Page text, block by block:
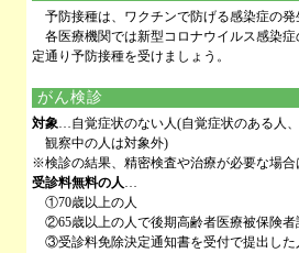
予防接種は、ワクチンで防げる感染症の
各医療機関では新型コロナウイルス感染
定通り予防接種を受けましょう。
がん検診
対象…自覚症状のない人(自覚症状のある人
観察中の人は対象外)
※検診の結果、精密検査や治療が必要な場
受診料無料の人…
①70歳以上の人
②65歳以上の人で後期高齢者医療被保険
③受診料免除決定通知書を受付で提出し